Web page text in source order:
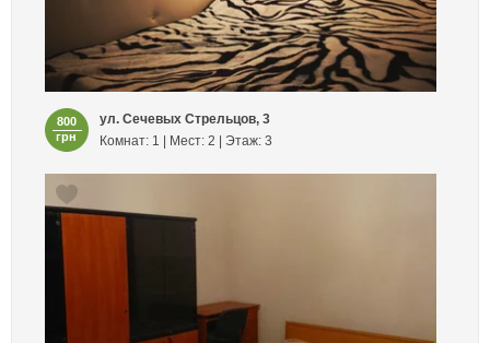
800
грн
ул. Сечевых Стрельцов, 3
Комнат: 1 | Мест: 2 | Этаж: 3